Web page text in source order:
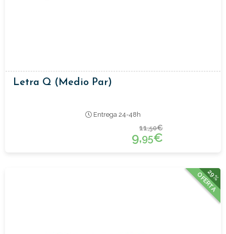
Letra Q (medio Par)
Entrega 24-48h
11,50€
9,95€
29%
OFERTA